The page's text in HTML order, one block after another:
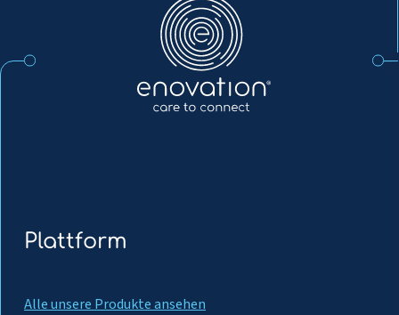
Plattform
Alle unsere Produkte ansehen